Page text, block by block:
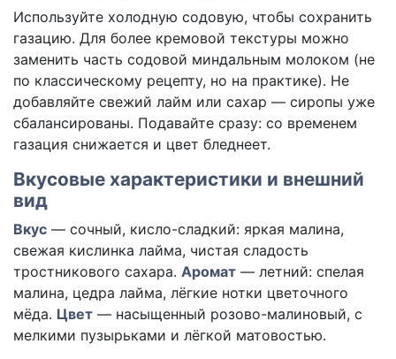
Используйте холодную содовую, чтобы сохранить
газацию. Для более кремовой текстуры можно
заменить часть содовой миндальным молоком (не
по классическому рецепту, но на практике). Не
добавляйте свежий лайм или сахар — сиропы уже
сбалансированы. Подавайте сразу: со временем
газация снижается и цвет бледнеет.
Вкусовые характеристики и внешний
вид
Вкус — сочный, кисло-сладкий: яркая малина,
свежая кислинка лайма, чистая сладость
тростникового сахара. Аромат — летний: спелая
малина, цедра лайма, лёгкие нотки цветочного
мёда. Цвет — насыщенный розово-малиновый, с
мелкими пузырьками и лёгкой матовостью.